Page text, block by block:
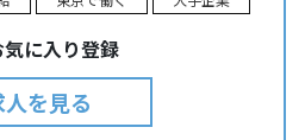
気に入り登録
を見る